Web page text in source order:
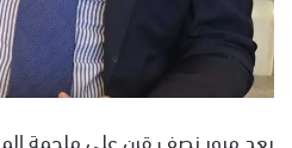
بعد مرور نصف قرن على ملحمة